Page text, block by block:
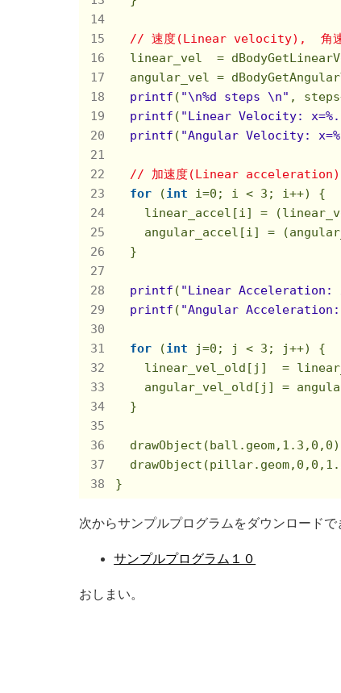
// 速度(Linear velocity),  角
linear_vel  =
angular_vel =
printf ( "\n%d steps \n" ,
printf ( "Linear Velocity:
printf ( "Angular Velocity:
// 加速度(Linear
for (int i=0 ; i < 3 ; i++) {
linear_accel[i] =
angular_accel[i] =
  }
printf ( "Linear Acceleration:
printf ( "Angular
for (int j=0 ; j < 3 ; j++) {
linear_vel_old[j]  =
angular_vel_old[j] =
  }
  drawObject(ball.geom,
1.3 , 0 , 0
  drawObject(pillar.geom,
0 , 0 ,
}
次からサンプルプログラムをダウンロードで
サンプルプログラム１０
おしまい。